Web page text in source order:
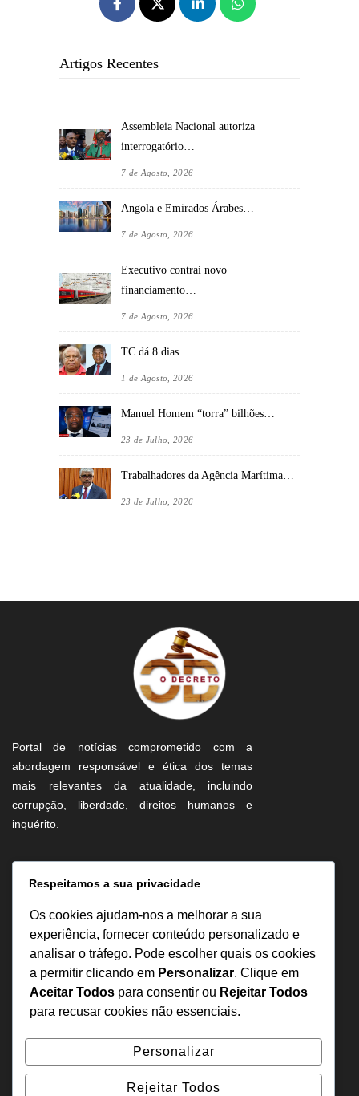
Artigos Recentes
Assembleia Nacional autoriza
interrogatório…
7 de Agosto, 2026
Angola e Emirados Árabes…
7 de Agosto, 2026
Executivo contrai novo
financiamento…
7 de Agosto, 2026
TC dá 8 dias…
1 de Agosto, 2026
Manuel Homem “torra” bilhões…
23 de Julho, 2026
Trabalhadores da Agência Marítima…
23 de Julho, 2026
Portal de notícias comprometido com a
abordagem responsável e ética dos temas
mais relevantes da atualidade, incluindo
corrupção, liberdade, direitos humanos e
inquérito.
Informação
Sobre Nós
Estatuto Editorial
Inquérito
Denuncia
Política de Privacidade
Contactos
+244 957 277 922
Respeitamos a sua privacidade
Os cookies ajudam-nos a melhorar a sua
experiência, fornecer conteúdo personalizado e
analisar o tráfego. Pode escolher quais os cookies
a permitir clicando em Personalizar. Clique em
Aceitar Todos para consentir ou Rejeitar Todos
para recusar cookies não essenciais.
Personalizar
Rejeitar Todos